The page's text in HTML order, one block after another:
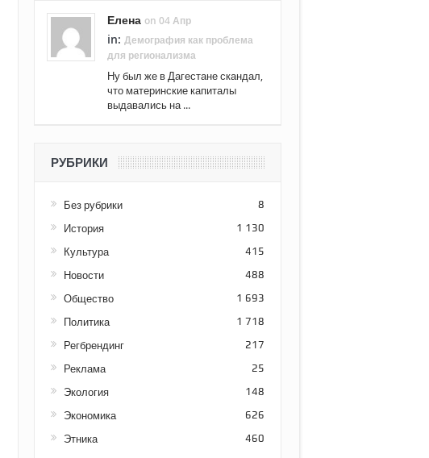
Елена on 04 Апр
in: Демография как проблема
для регионализма
Ну был же в Дагестане скандал,
что материнские капиталы
выдавались на ...
РУБРИКИ
Без рубрики 8
История 1 130
Культура 415
Новости 488
Общество 1 693
Политика 1 718
Регбрендинг 217
Реклама 25
Экология 148
Экономика 626
Этника 460